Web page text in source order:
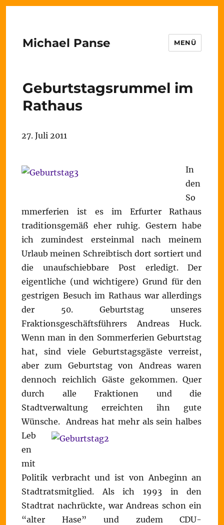
Michael Panse MENÜ
Geburtstagsrummel im
Rathaus
27. Juli 2011
In
den
So
mmerferien ist es im Erfurter Rathaus
traditionsgemäß eher ruhig. Gestern habe
ich zumindest ersteinmal nach meinem
Urlaub meinen Schreibtisch dort sortiert und
die unaufschiebbare Post erledigt. Der
eigentliche (und wichtigere) Grund für den
gestrigen Besuch im Rathaus war allerdings
der 50. Geburtstag unseres
Fraktionsgeschäftsführers Andreas Huck.
Wenn man in den Sommerferien Geburtstag
hat, sind viele Geburtstagsgäste verreist,
aber zum Geburtstag von Andreas waren
dennoch reichlich Gäste gekommen. Quer
durch alle Fraktionen und die
Stadtverwaltung erreichten ihn gute
Wünsche.Andreas hat mehr als sein halbes
Leb
en
mit
Politik verbracht und ist von Anbeginn an
Stadtratsmitglied. Als ich 1993 in den
Stadtrat nachrückte, war Andreas schon ein
“alter Hase” und zudem CDU-